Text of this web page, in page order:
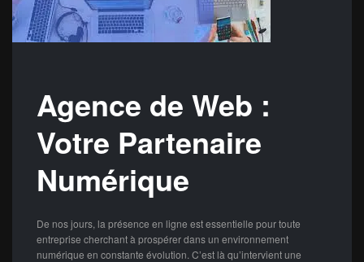
Agence de Web :
Votre Partenaire
Numérique
De nos jours, la présence en ligne est essentielle pour toute
entreprise cherchant à prospérer dans un environnement
numérique en constante évolution. C’est là qu’intervient une